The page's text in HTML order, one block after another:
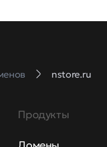
nstore.ru
Продукты